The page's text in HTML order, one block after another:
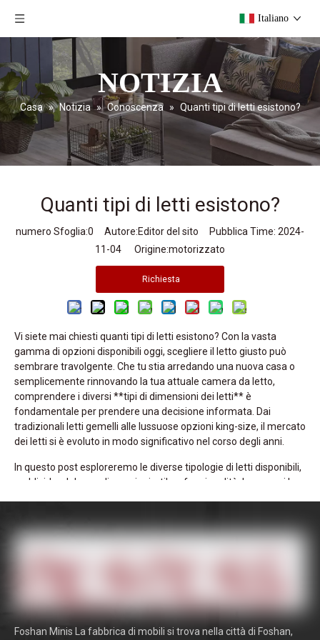
Italiano
NOTIZIA
Casa » Notizia » Conoscenza » Quanti tipi di letti esistono?
Quanti tipi di letti esistono?
numero Sfoglia:0 Autore:Editor del sito Pubblica Time: 2024-
11-04 Origine:motorizzato
Richiesta
Vi siete mai chiesti quanti tipi di letti esistono? Con la vasta
gamma di opzioni disponibili oggi, scegliere il letto giusto può
sembrare travolgente. Che tu stia arredando una nuova casa o
semplicemente rinnovando la tua attuale camera da letto,
comprendere i diversi **tipi di dimensioni dei letti** è
fondamentale per prendere una decisione informata. Dai
tradizionali letti gemelli alle lussuose opzioni king-size, il mercato
dei letti si è evoluto in modo significativo nel corso degli anni.
In questo post esploreremo le diverse tipologie di letti disponibili,
suddividendole per dimensioni, stile e funzionalità. Imparerai le
dell'importanza di selezionare il letto giusto per le tue esigenze
specifiche, che si tratti di comfort, ottimizzazione dello spazio o
vari tipi e dimensioni di letto, aiutandoti a fare la scelta migliore
per la tua casa. Includeremo anche collegamenti interni per
guidarti attraverso i **tipi di dimensioni dei letti**, assicurandoti
Foshan Minis La fabbrica di mobili si trova nella città di Foshan,